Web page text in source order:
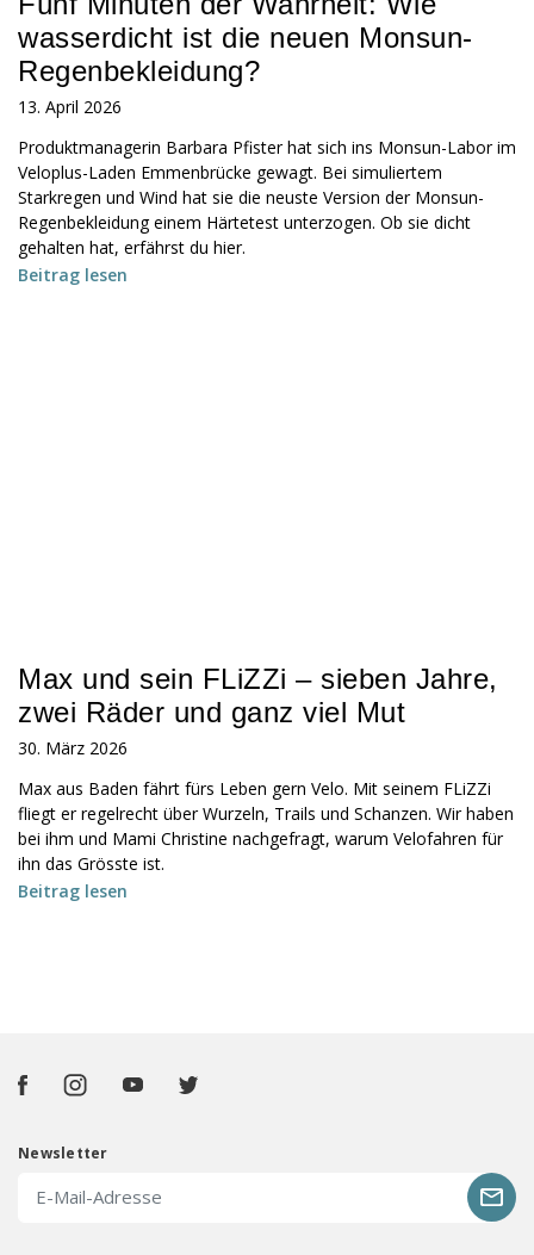
wasserdicht ist die neuen Monsun-
Regenbekleidung?
13. April 2026
Produktmanagerin Barbara Pfister hat sich ins Monsun-Labor im
Veloplus-Laden Emmenbrücke gewagt. Bei simuliertem
Starkregen und Wind hat sie die neuste Version der Monsun-
Regenbekleidung einem Härtetest unterzogen. Ob sie dicht
gehalten hat, erfährst du hier.
Beitrag lesen
Max und sein FLiZZi – sieben Jahre,
zwei Räder und ganz viel Mut
30. März 2026
Max aus Baden fährt fürs Leben gern Velo. Mit seinem FLiZZi
fliegt er regelrecht über Wurzeln, Trails und Schanzen. Wir haben
bei ihm und Mami Christine nachgefragt, warum Velofahren für
ihn das Grösste ist.
Beitrag lesen
Newsletter